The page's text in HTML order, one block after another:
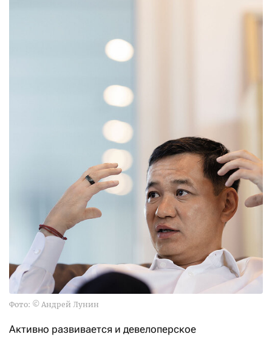
Фото: © Андрей Лунин
Активно развивается и девелоперское